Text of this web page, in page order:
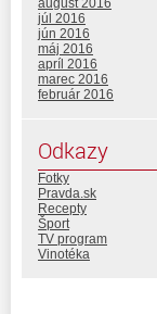
august 2016
júl 2016
jún 2016
máj 2016
apríl 2016
marec 2016
február 2016
Odkazy
Fotky
Pravda.sk
Recepty
Šport
TV program
Vinotéka